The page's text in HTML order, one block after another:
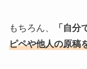
もちろん、 「自分
ピペや他人の原稿